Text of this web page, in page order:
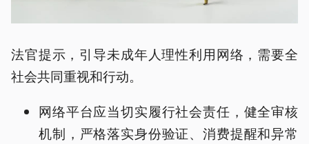
法官提示，引导未成年人理性利用网络，需要全
社会共同重视和行动。
网络平台应当切实履行社会责任，健全审核
机制，严格落实身份验证、消费提醒和异常